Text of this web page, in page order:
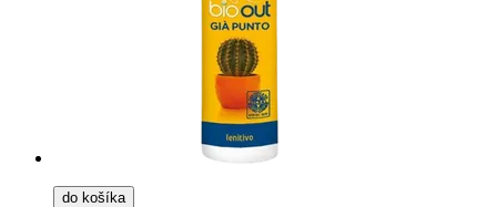
do košíka